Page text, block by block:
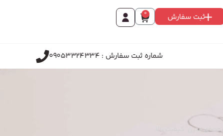
ثبت سفارش 0
شماره ثبت سفارش : 09053324334
مدرن. کیفیت بالا،